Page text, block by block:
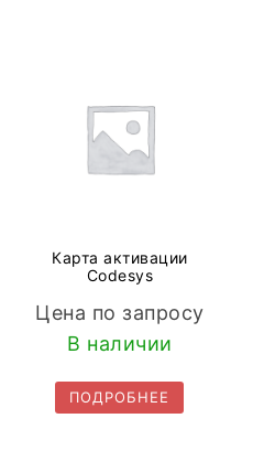
Карта активации
Codesys
Цена по запросу
В наличии
ПОДРОБНЕЕ